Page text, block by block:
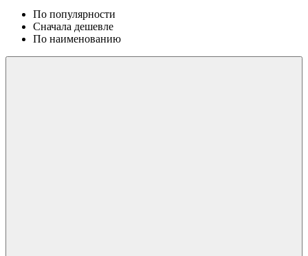
По популярности
Сначала дешевле
По наименованию